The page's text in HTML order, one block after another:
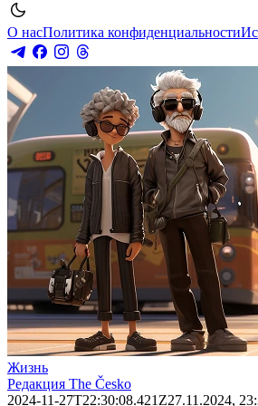
О насПолитика конфиденциальности
Жизнь
Редакция The Česko
2024-11-27T22:30:08.421Z27.11.2024,